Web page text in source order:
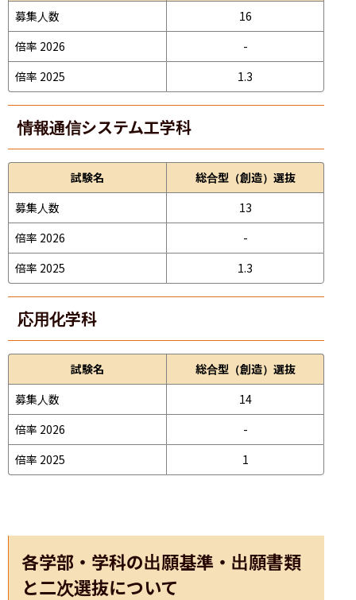
募集人数
16
倍率 2026
-
倍率 2025
1.3
情報通信システム工学科
試験名
総合型（創造）選抜
募集人数
13
倍率 2026
-
倍率 2025
1.3
応用化学科
試験名
総合型（創造）選抜
募集人数
14
倍率 2026
-
倍率 2025
1
各学部・学科の出願基準・出願書類
と二次選抜について